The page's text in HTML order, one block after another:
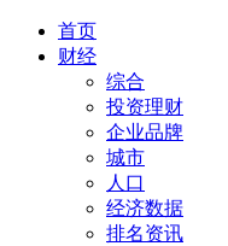
首页
财经
综合
投资理财
企业品牌
城市
人口
经济数据
排名资讯